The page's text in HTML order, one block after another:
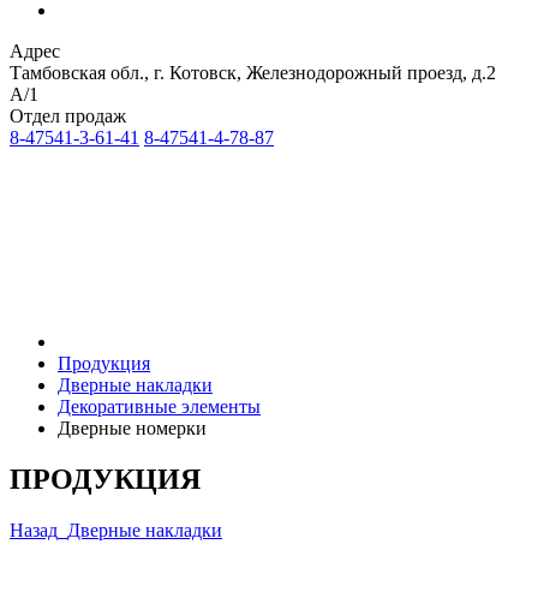
Адрес
Тамбовская обл., г. Котовск, Железнодорожный проезд, д.2
А/1
Отдел продаж
8-47541-3-61-41 8-47541-4-78-87
Продукция
Дверные накладки
Декоративные элементы
Дверные номерки
ПРОДУКЦИЯ
Назад Дверные накладки